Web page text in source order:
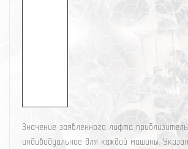
Значение заявленного лифта
индивидуальное для каждой машины.